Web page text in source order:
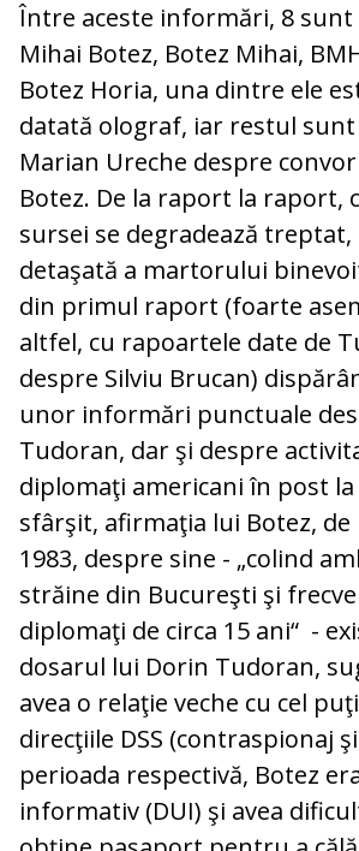
Între aceste informări, 8 sunt
Mihai Botez, Botez Mihai,
Botez Horia, una dintre ele
datată olograf, iar restul
Marian Ureche despre
Botez. De la raport la raport,
sursei se degradează
detaşată a martorului
din primul raport (foarte
altfel, cu rapoartele date de
despre Silviu Brucan)
unor informări punctuale
Tudoran, dar şi despre
diplomaţi americani în post
sfârşit, afirmaţia lui Botez,
1983, despre sine - „colind
străine din Bucureşti şi
diplomaţi de circa 15 ani“ -
dosarul lui Dorin Tudoran,
avea o relaţie veche cu cel
direcţiile DSS (contraspionaj
perioada respectivă, Botez
informativ (DUI) şi avea